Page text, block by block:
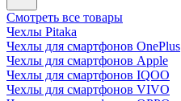
Смотреть все товары
Чехлы Pitaka
Чехлы для смартфонов OnePlus
Чехлы для смартфонов Apple
Чехлы для смартфонов IQOO
Чехлы для смартфонов VIVO